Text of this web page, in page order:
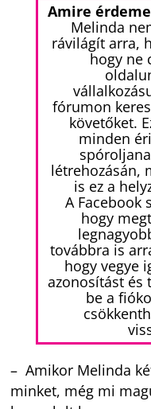
Amire
Melinda
rávilágít arra,
hogy ne
fórumon
követőket.
minden
létrehozásán,
is ez a
A Facebook
hogy
továbbra is
hogy vegye
azonosítást
be a
– Amikor Melinda
minket, még mi